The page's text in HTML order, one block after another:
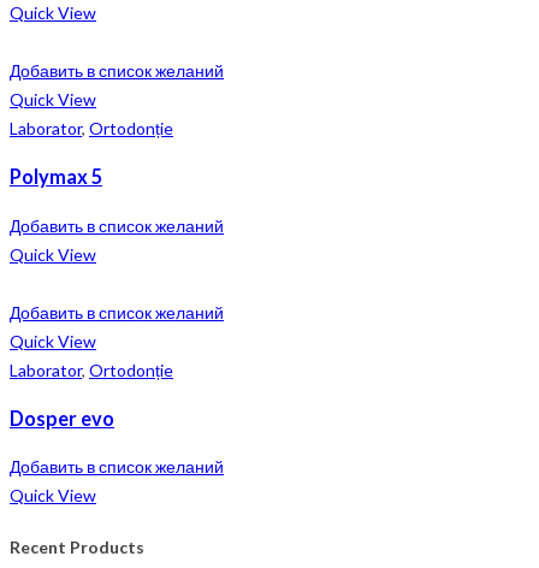
Quick View
Добавить в список желаний
Quick View
Laborator, Ortodonție
Polymax 5
Добавить в список желаний
Quick View
Добавить в список желаний
Quick View
Laborator, Ortodonție
Dosper evo
Добавить в список желаний
Quick View
Recent Products